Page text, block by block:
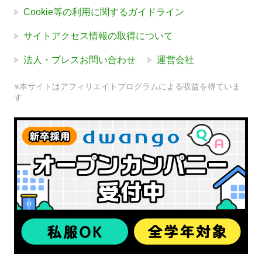
Cookie等の利用に関するガイドライン
サイトアクセス情報の取得について
法人・プレスお問い合わせ 運営会社
※本サイトはアフィリエイトプログラムによる収益を得ていま
す